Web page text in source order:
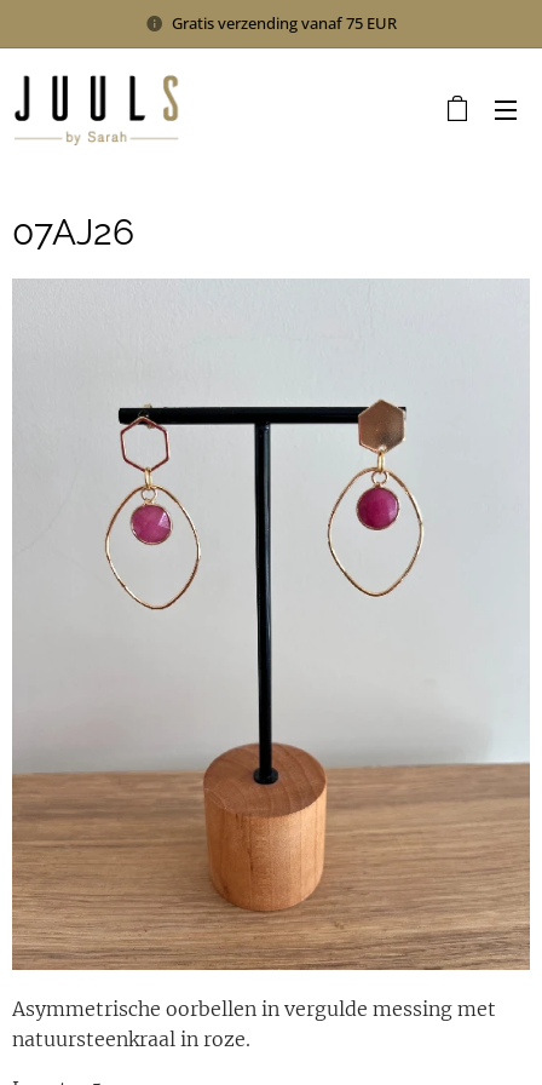
Gratis verzending vanaf 75 EUR
07AJ26
Asymmetrische oorbellen in vergulde messing met
natuursteenkraal in roze.